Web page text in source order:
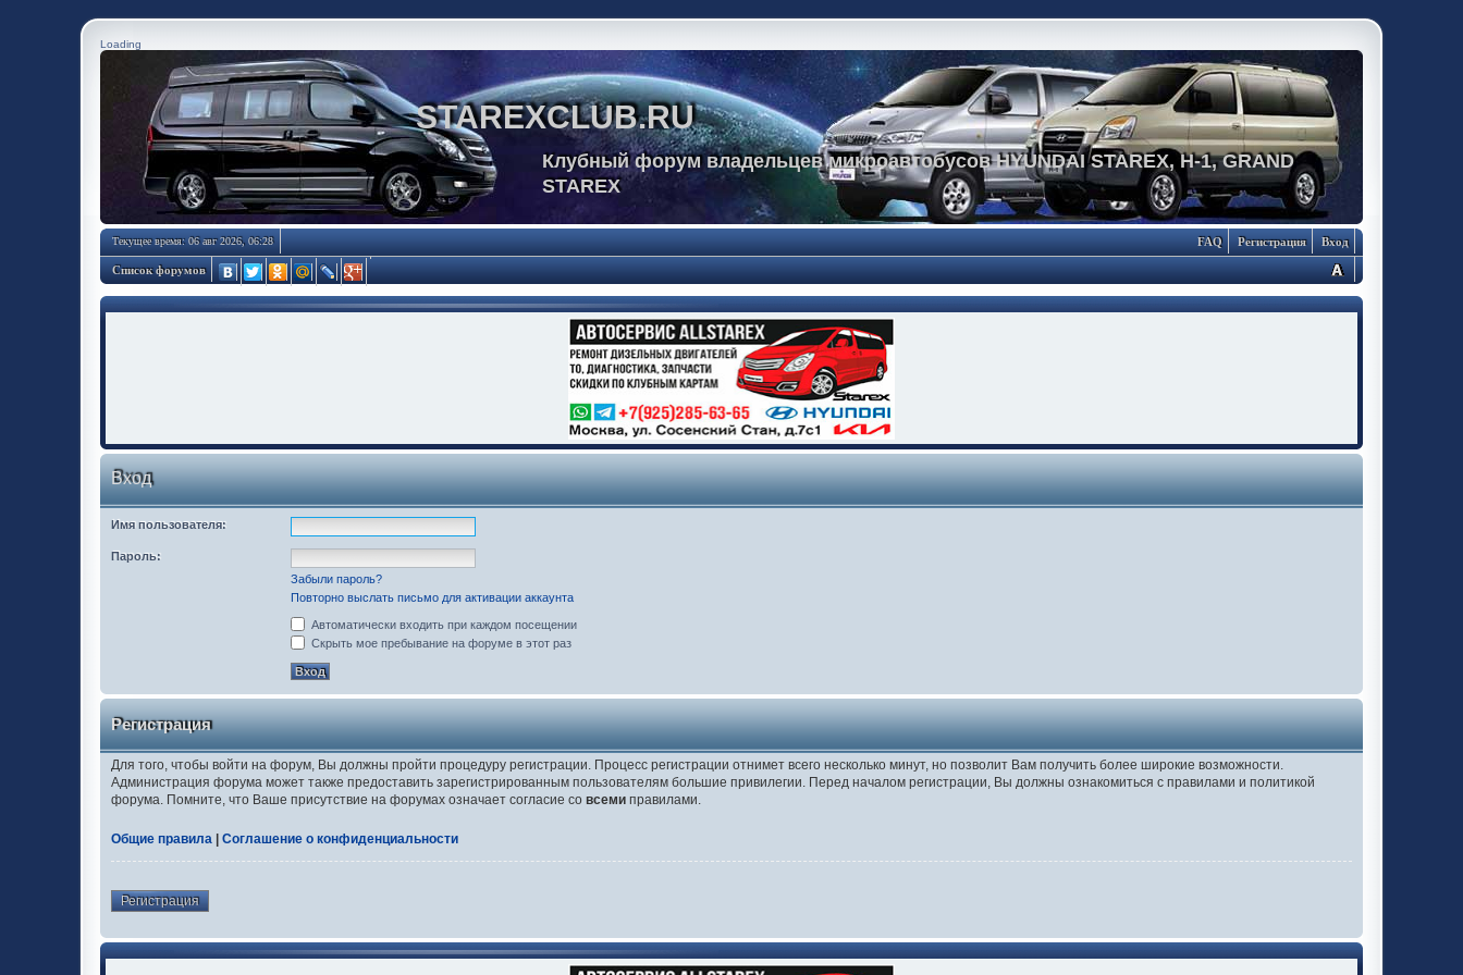
Loading
STAREXCLUB.RU
Клубный форум владельцев микроавтобусов HYUNDAI STAREX, H-1, GRAND
STAREX
Текущее время: 06 авг 2026, 06:28 Вход
Регистрация
FAQ
Список форумов
Вход
Имя пользователя:
Пароль:
Забыли пароль?
Повторно выслать письмо для активации аккаунта
Автоматически входить при каждом посещении
Скрыть мое пребывание на форуме в этот раз
Регистрация
Для того, чтобы войти на форум, Вы должны пройти процедуру регистрации. Процесс регистрации отнимет всего несколько минут, но позволит Вам получить более широкие возможности.
Администрация форума может также предоставить зарегистрированным пользователям большие привилегии. Перед началом регистрации, Вы должны ознакомиться с правилами и политикой
форума. Помните, что Ваше присутствие на форумах означает согласие со всеми правилами.
Общие правила Соглашение о конфиденциальности
Регистрация